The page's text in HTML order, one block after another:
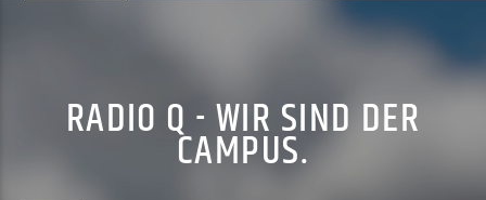
RADIO Q - WIR SIND DER
CAMPUS.